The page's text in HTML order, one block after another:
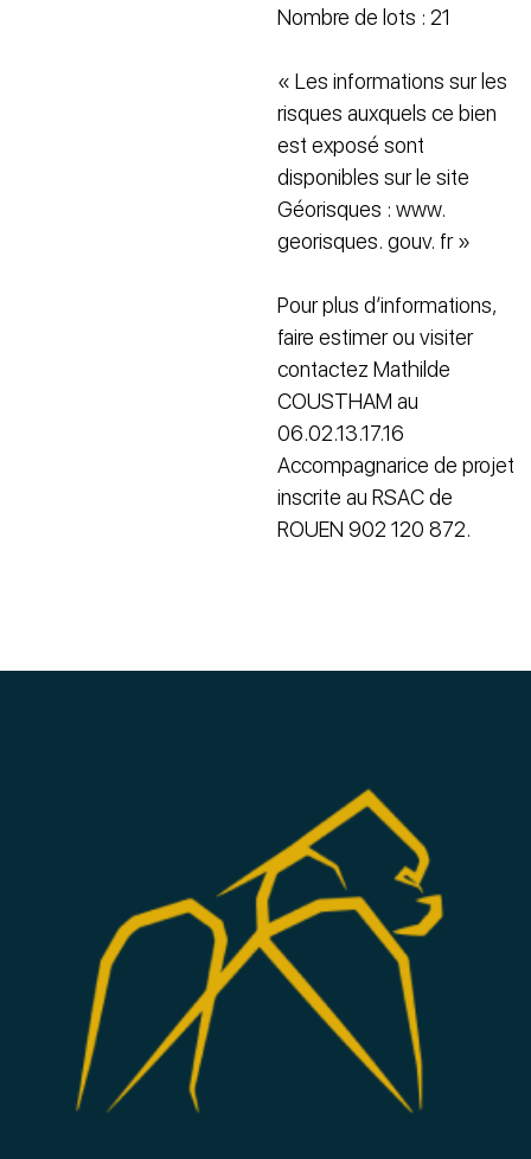
Nombre de lots : 21
« Les informations sur les
risques auxquels ce bien
est exposé sont
disponibles sur le site
Géorisques : www.
georisques. gouv. fr »
Pour plus d’informations,
faire estimer ou visiter
contactez Mathilde
COUSTHAM au
06.02.13.17.16
Accompagnarice de projet
inscrite au RSAC de
ROUEN 902 120 872.